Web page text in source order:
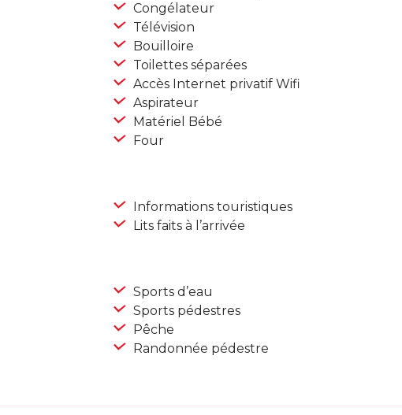
Congélateur
Télévision
Bouilloire
Toilettes séparées
Accès Internet privatif Wifi
Aspirateur
Matériel Bébé
Four
Informations touristiques
Lits faits à l’arrivée
Sports d’eau
Sports pédestres
Pêche
Randonnée pédestre